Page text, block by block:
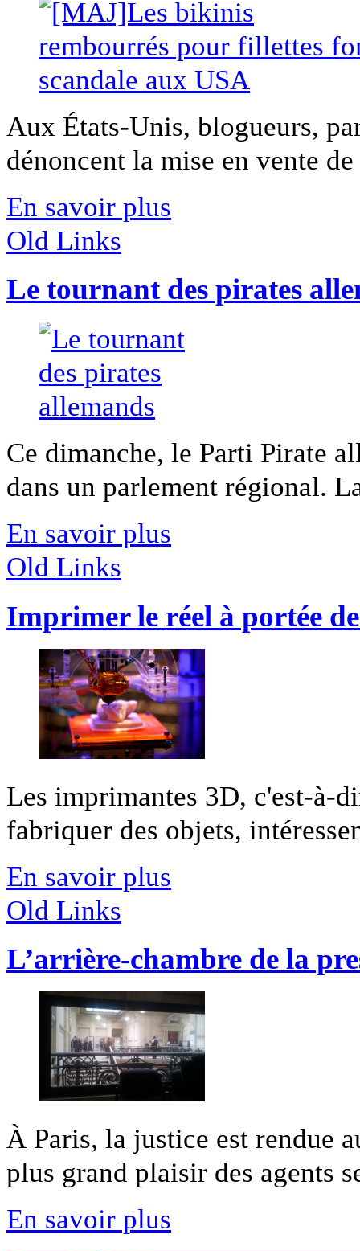
Aux États-Unis, blogueurs,
dénoncent la mise en vente
En savoir plus
Old Links
Le tournant des pirates
Ce dimanche, le Parti Pirate
dans un parlement régional.
En savoir plus
Old Links
Imprimer le réel à portée
Les imprimantes 3D, c'est-à-
fabriquer des objets,
En savoir plus
Old Links
L’arrière-chambre de la
À Paris, la justice est rendue
plus grand plaisir des agents
En savoir plus